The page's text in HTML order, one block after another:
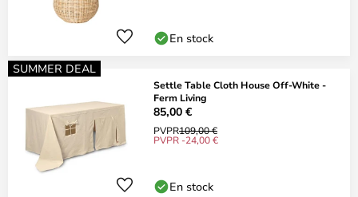
En stock
SUMMER DEAL
Settle Table Cloth House Off-White -
Ferm Living
85,00 €
PVPR109,00 €
PVPR -24,00 €
En stock